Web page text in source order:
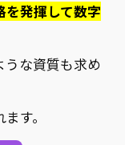
を発揮して数字
うな資質も求め
す。